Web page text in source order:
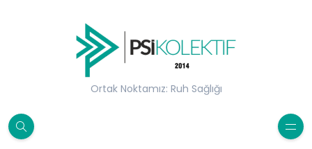
Ortak Noktamız: Ruh Sağlığı